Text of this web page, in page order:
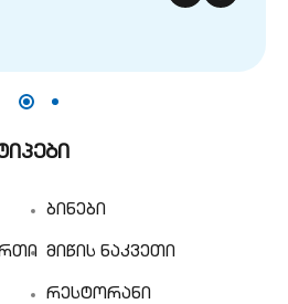
ბინები
მიწის ნაკვეთი
რესტორანი